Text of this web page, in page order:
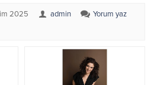
2025 admin
Yorum yaz